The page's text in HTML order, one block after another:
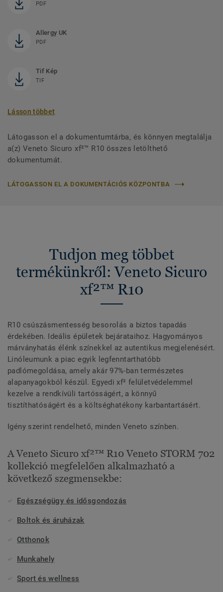
PDF
Allergy UK
PDF
Tif Kép
TIF
Lásson többet
Látogasson el a dokumentumtárba, és könnyen megtalálja
a(z) Veneto Sicuro xf²™ R10 összes letölthető
dokumentumát.
LÁTOGASSON EL A DOKUMENTÁCIÓS KÖZPONTBA
Tudjon meg többet
termékünkről: Veneto Sicuro
xf²™ R10
R10 csúszásmentesség besorolás a biztos tapadás
érdekében. Ideális épületek bejárataihoz. Hagyományos
márványhatás élénk színekkel az autentikus megjelenésért.
Linóleumunk a piac egyik legfenntarthatóbb
padlómegoldása, amely akár 97%-ban természetes
alapanyagokból készül. Egyedi xf² felületvédelemmel
kezelve a rendkívüli tartósságért, a könnyű
tisztíthatóságért és a költséghatékony karbantartásért.
Igény szerint rendelhető, minden Veneto színben.
A Veneto Sicuro xf²™ R10 Veneto STORM 702
kollekció megfelelően alkalmazható a
következő szegmensekbe:
Egészségügy és idősgondozás
Boltok és áruházak
Otthonok
Munkahely
Sport és wellness